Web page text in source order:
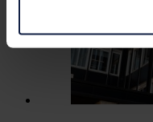
puede tener una
Identificar su
características
Obtenga más
personales y